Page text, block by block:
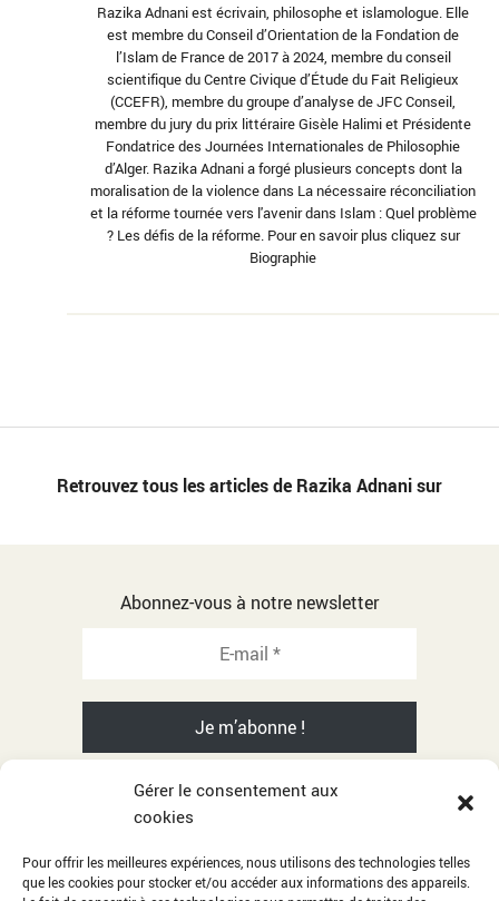
Gérer le consentement aux
cookies
Pour offrir les meilleures expériences, nous utilisons des technologies telles
que les cookies pour stocker et/ou accéder aux informations des appareils.
Razika Adnani est écrivain, philosophe et islamologue. Elle
est membre du Conseil d’Orientation de la Fondation de
l’Islam de France de 2017 à 2024, membre du conseil
scientifique du Centre Civique d’Étude du Fait Religieux
(CCEFR), membre du groupe d’analyse de JFC Conseil,
membre du jury du prix littéraire Gisèle Halimi et Présidente
Fondatrice des Journées Internationales de Philosophie
d’Alger. Razika Adnani a forgé plusieurs concepts dont la
moralisation de la violence dans La nécessaire réconciliation
et la réforme tournée vers l'avenir dans Islam : Quel problème
? Les défis de la réforme. Pour en savoir plus cliquez sur
Biographie
Retrouvez tous les articles de Razika Adnani sur
Abonnez-vous à notre newsletter
Citations